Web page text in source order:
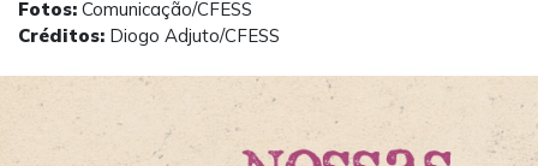
Fotos: Comunicação/CFESS
Créditos: Diogo Adjuto/CFESS